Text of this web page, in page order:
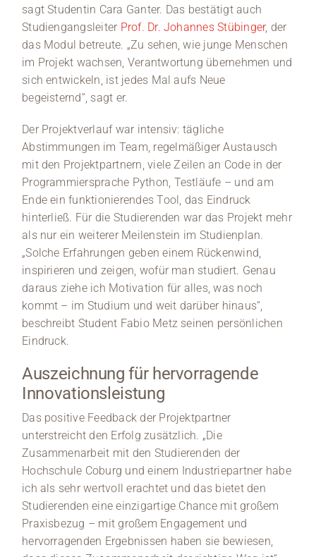
sagt Studentin Cara Ganter. Das bestätigt auch
Studiengangsleiter Prof. Dr. Johannes Stübinger, der
das Modul betreute. „Zu sehen, wie junge Menschen
im Projekt wachsen, Verantwortung übernehmen und
sich entwickeln, ist jedes Mal aufs Neue
begeisternd“, sagt er.
Der Projektverlauf war intensiv: tägliche
Abstimmungen im Team, regelmäßiger Austausch
mit den Projektpartnern, viele Zeilen an Code in der
Programmiersprache Python, Testläufe – und am
Ende ein funktionierendes Tool, das Eindruck
hinterließ. Für die Studierenden war das Projekt mehr
als nur ein weiterer Meilenstein im Studienplan.
„Solche Erfahrungen geben einem Rückenwind,
inspirieren und zeigen, wofür man studiert. Genau
daraus ziehe ich Motivation für alles, was noch
kommt – im Studium und weit darüber hinaus“,
beschreibt Student Fabio Metz seinen persönlichen
Eindruck.
Auszeichnung für hervorragende
Innovationsleistung
Das positive Feedback der Projektpartner
unterstreicht den Erfolg zusätzlich. „Die
Zusammenarbeit mit den Studierenden der
Hochschule Coburg und einem Industriepartner habe
ich als sehr wertvoll erachtet und das bietet den
Studierenden eine einzigartige Chance mit großem
Praxisbezug – mit großem Engagement und
hervorragenden Ergebnissen haben sie bewiesen,